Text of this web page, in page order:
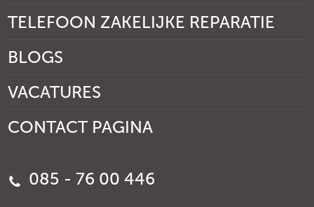
TELEFOON ZAKELIJKE REPARATIE
BLOGS
VACATURES
CONTACT PAGINA
085 - 76 00 446